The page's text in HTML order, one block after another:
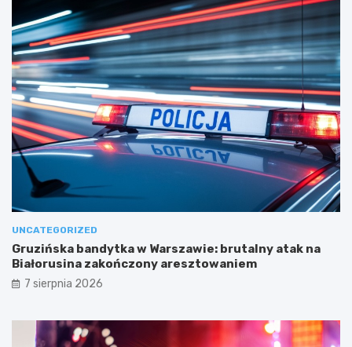
UNCATEGORIZED
Gruzińska bandytka w Warszawie: brutalny atak na
Białorusina zakończony aresztowaniem
7 sierpnia 2026